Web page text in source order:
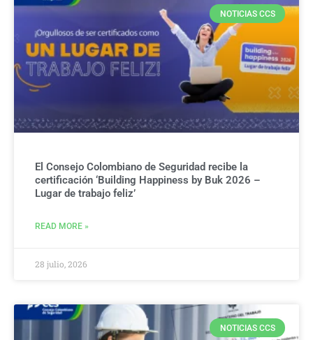
NOTICIAS CCS
El Consejo Colombiano de Seguridad recibe la
certificación ‘Building Happiness by Buk 2026 –
Lugar de trabajo feliz’
READ MORE »
28 julio, 2026
NOTICIAS CCS